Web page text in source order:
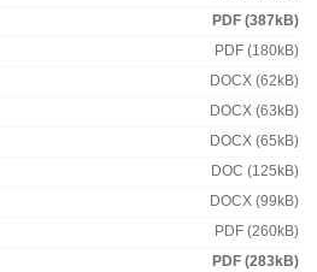
PDF (387kB)
PDF (180kB)
DOCX (62kB)
DOCX (63kB)
DOCX (65kB)
DOC (125kB)
DOCX (99kB)
PDF (260kB)
PDF (283kB)